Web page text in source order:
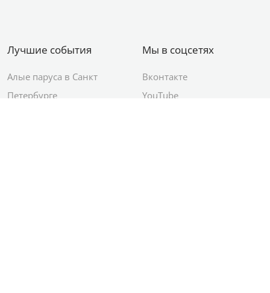
Лучшие события
Алые паруса в Санкт
Петербурге
Мы в соцсетях
Вконтакте
YouTube